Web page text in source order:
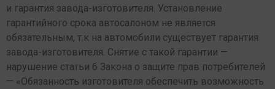
и гарантия завода-изготовителя. Установление
гарантийного срока автосалоном не является
обязательным, т.к на автомобили существует гарантия
завода-изготовителя. Снятие с такой гарантии —
нарушение статьи 6 Закона о защите прав потребителей
— «Обязанность изготовителя обеспечить возможность